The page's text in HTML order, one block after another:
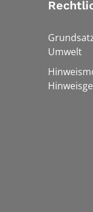
Umwelt